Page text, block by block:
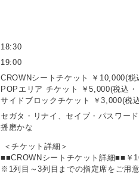
18:30
19:00
CROWNシートチケット ￥10,000(
POPエリア チケット ￥5,000(税込
サイドブロックチケット ￥3,000(税
セガタ・リナイ、セイブ・パスワー
播磨かな
＜チケット詳細＞
■■CROWNシートチケット詳細■■￥
※1列目～3列目までの指定席をご用